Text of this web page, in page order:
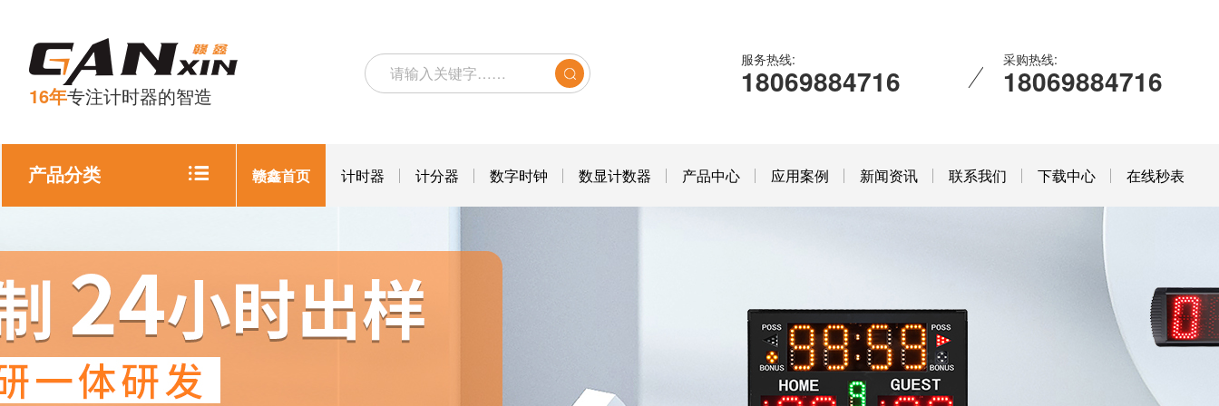
16年专注计时器的智造
服务热线:
18069884716
采购热线:
18069884716
产品分类 赣鑫首页 计时器 计分器 数字时钟 数显计数器 产品中心 应用案例 新闻资讯 联系我们 下载中心 在线秒表